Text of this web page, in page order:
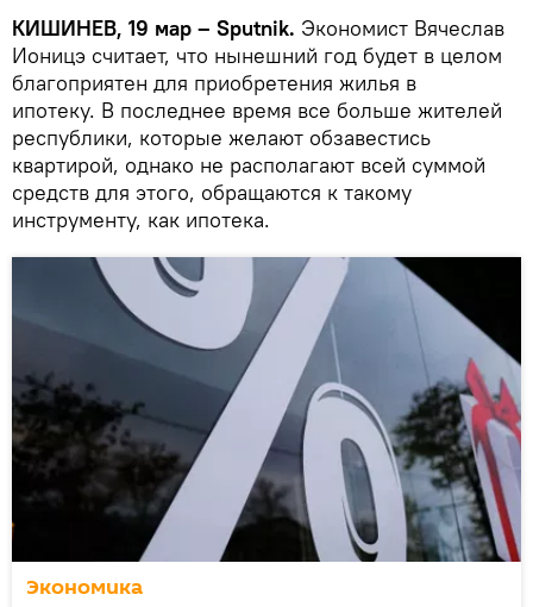
КИШИНЕВ, 19 мар – Sputnik. Экономист Вячеслав
Ионицэ считает, что нынешний год будет в целом
благоприятен для приобретения жилья в
ипотеку. В последнее время все больше жителей
республики, которые желают обзавестись
квартирой, однако не располагают всей суммой
средств для этого, обращаются к такому
инструменту, как ипотека.
Экономика